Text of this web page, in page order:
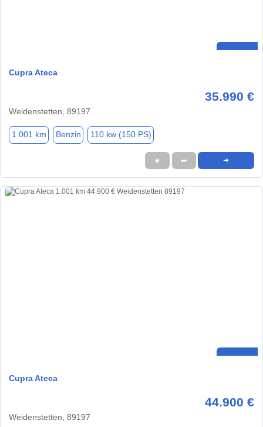
Cupra Ateca
35.990 €
Weidenstetten, 89197
1.001 km Benzin 110 kw (150 PS)
★ ➦ ➜
Cupra Ateca
44.900 €
Weidenstetten, 89197